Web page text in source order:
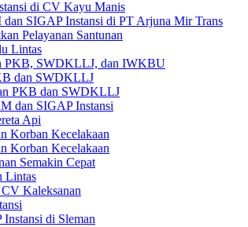
di CV Kayu Manis
SIGAP Instansi di PT Arjuna Mir Trans
Pelayanan Santunan
Lintas
PKB, SWDKLLJ, dan IWKBU
dan SWDKLLJ
PKB dan SWDKLLJ
dan SIGAP Instansi
Api
Korban Kecelakaan
Korban Kecelakaan
Semakin Cepat
Lintas
Kaleksanan
di Sleman